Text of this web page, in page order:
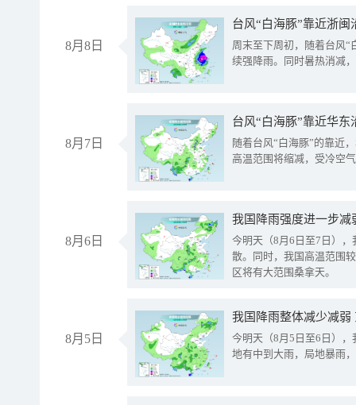
8月8日
台风“白海豚”靠近浙
周末至下周初，随着台风“
续强降雨。同时暑热消减
8月7日
台风“白海豚”靠近华
随着台风“白海豚”的靠近
高温范围将缩减，受冷空
8月6日
今明天（8月6日至7日）
散。同时，我国高温范围
区将有大范围桑拿天。
8月5日
我国降雨整体减少减弱
今明天（8月5日至6日）
地有中到大雨，局地暴雨